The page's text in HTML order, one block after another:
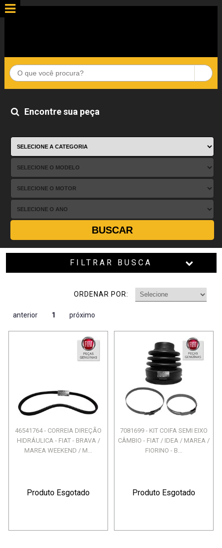
Encontre sua peça
BUSCAR
FILTRAR BUSCA
ORDENAR POR:
anterior 1 próximo
46541764 - CORREIA DIREÇÃO
HIDRÁULICA - FIAT - BRAVA /
MAREA WEEKEND / M...
Produto Esgotado
7081699 - KIT COIFA SEMI EIXO
CÂMBIO - FIAT / IDEA / MAREA /
FIORINO - B...
Produto Esgotado